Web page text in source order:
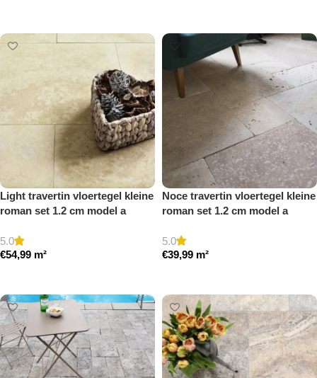
Light travertin vloertegel kleine
roman set 1.2 cm model a
5.0
€54,99 m²
Noce travertin vloertegel kleine
roman set 1.2 cm model a
5.0
€39,99 m²